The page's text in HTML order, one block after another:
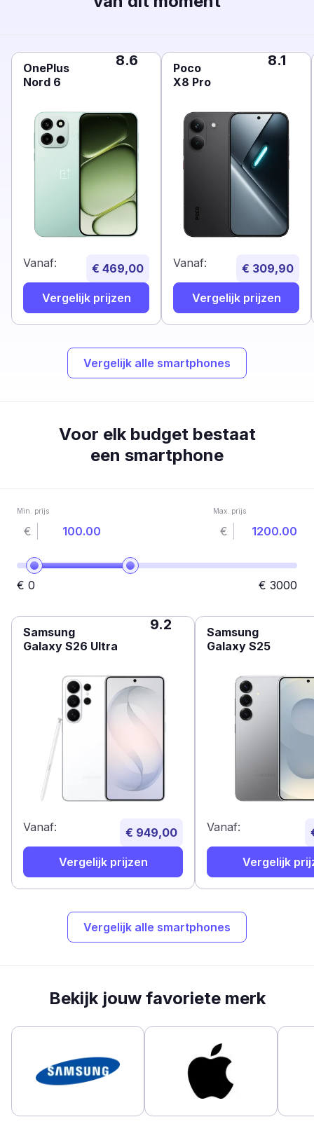
OnePlus
Nord 6
8.6
Vanaf: € 469,00
Vergelijk prijzen
Poco
X8 Pro
8.1
Vanaf: € 309,90
Vergelijk prijzen
Vergelijk alle smartphones
Voor elk budget bestaat
een smartphone
Min. prijs
€
Max. prijs
€
€ 0 € 3000
Samsung
Galaxy S26 Ultra
9.2
Vanaf: € 949,00
Vergelijk prijzen
Samsung
Galaxy S25
Vanaf:
Vergelijk
Vergelijk alle smartphones
Bekijk jouw favoriete merk